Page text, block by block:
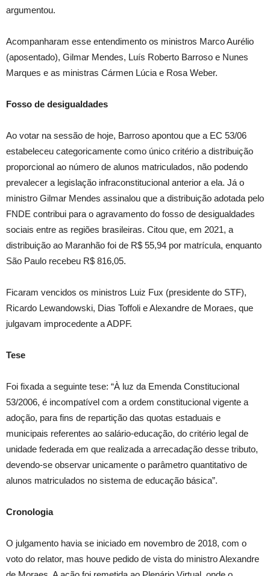
argumentou.
Acompanharam esse entendimento os ministros Marco Aurélio
(aposentado), Gilmar Mendes, Luís Roberto Barroso e Nunes
Marques e as ministras Cármen Lúcia e Rosa Weber.
Fosso de desigualdades
Ao votar na sessão de hoje, Barroso apontou que a EC 53/06
estabeleceu categoricamente como único critério a distribuição
proporcional ao número de alunos matriculados, não podendo
prevalecer a legislação infraconstitucional anterior a ela. Já o
ministro Gilmar Mendes assinalou que a distribuição adotada pelo
FNDE contribui para o agravamento do fosso de desigualdades
sociais entre as regiões brasileiras. Citou que, em 2021, a
distribuição ao Maranhão foi de R$ 55,94 por matrícula, enquanto
São Paulo recebeu R$ 816,05.
Ficaram vencidos os ministros Luiz Fux (presidente do STF),
Ricardo Lewandowski, Dias Toffoli e Alexandre de Moraes, que
julgavam improcedente a ADPF.
Tese
Foi fixada a seguinte tese: “À luz da Emenda Constitucional
53/2006, é incompatível com a ordem constitucional vigente a
adoção, para fins de repartição das quotas estaduais e
municipais referentes ao salário-educação, do critério legal de
unidade federada em que realizada a arrecadação desse tributo,
devendo-se observar unicamente o parâmetro quantitativo de
alunos matriculados no sistema de educação básica”.
Cronologia
O julgamento havia se iniciado em novembro de 2018, com o
voto do relator, mas houve pedido de vista do ministro Alexandre